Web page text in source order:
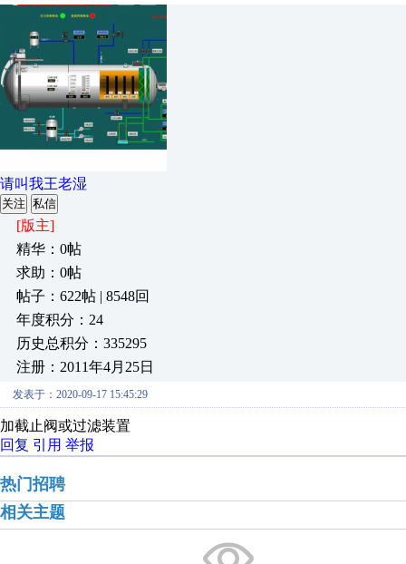
请叫我王老湿
关注 私信
[版主]
精华：0帖
求助：0帖
帖子：622帖 | 8548回
年度积分：24
历史总积分：335295
注册：2011年4月25日
发表于：2020-09-17 15:45:29
加截止阀或过滤装置
回复 引用 举报
热门招聘
相关主题